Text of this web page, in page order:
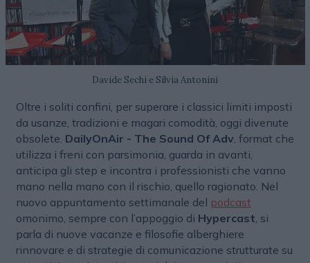
Davide Sechi e Silvia Antonini
Oltre i soliti confini, per superare i classici limiti imposti
da usanze, tradizioni e magari comodità, oggi divenute
obsolete. DailyOnAir - The Sound Of Adv, format che
utilizza i freni con parsimonia, guarda in avanti,
anticipa gli step e incontra i professionisti che vanno
mano nella mano con il rischio, quello ragionato. Nel
nuovo appuntamento settimanale del podcast
omonimo, sempre con l’appoggio di Hypercast , si
parla di nuove vacanze e filosofie alberghiere
rinnovare e di strategie di comunicazione strutturate su